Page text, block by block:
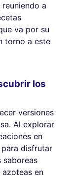
a
va por su
torno a este
los
versiones
Al explorar
en
para disfrutar
saboreas
en